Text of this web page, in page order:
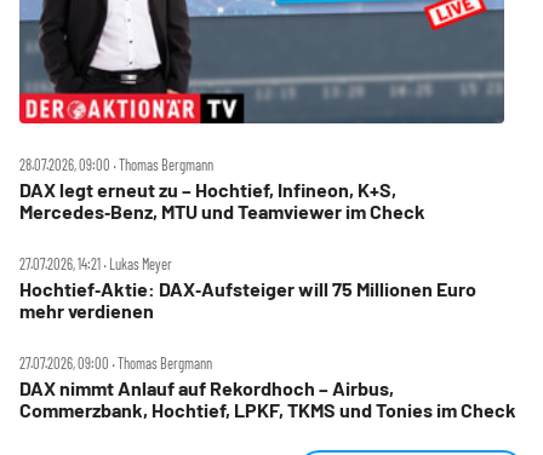
28.07.2026, 09:00 ‧ Thomas Bergmann
DAX legt erneut zu – Hochtief, Infineon, K+S,
Mercedes‑Benz, MTU und Teamviewer im Check
27.07.2026, 14:21 ‧ Lukas Meyer
Hochtief‑Aktie: DAX‑Aufsteiger will 75 Millionen Euro
mehr verdienen
27.07.2026, 09:00 ‧ Thomas Bergmann
DAX nimmt Anlauf auf Rekordhoch – Airbus,
Commerzbank, Hochtief, LPKF, TKMS und Tonies im Check